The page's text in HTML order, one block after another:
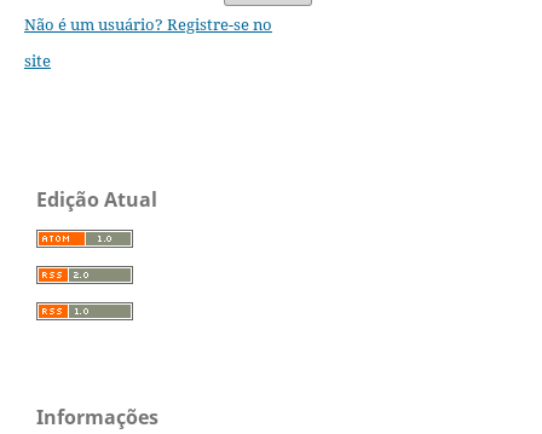
Não é um usuário? Registre-se no
site
Edição Atual
Informações